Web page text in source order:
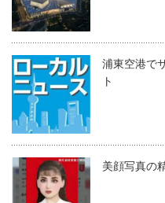
浦東空港で
ト
美顔写真の